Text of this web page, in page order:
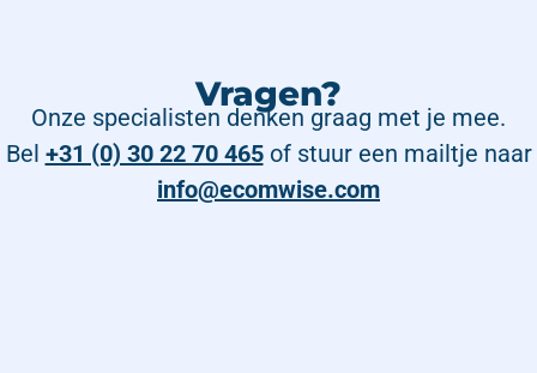
Vragen?
Onze specialisten denken graag met je mee.
Bel +31 (0) 30 22 70 465of stuur een mailtje naar
info@ecomwise.com